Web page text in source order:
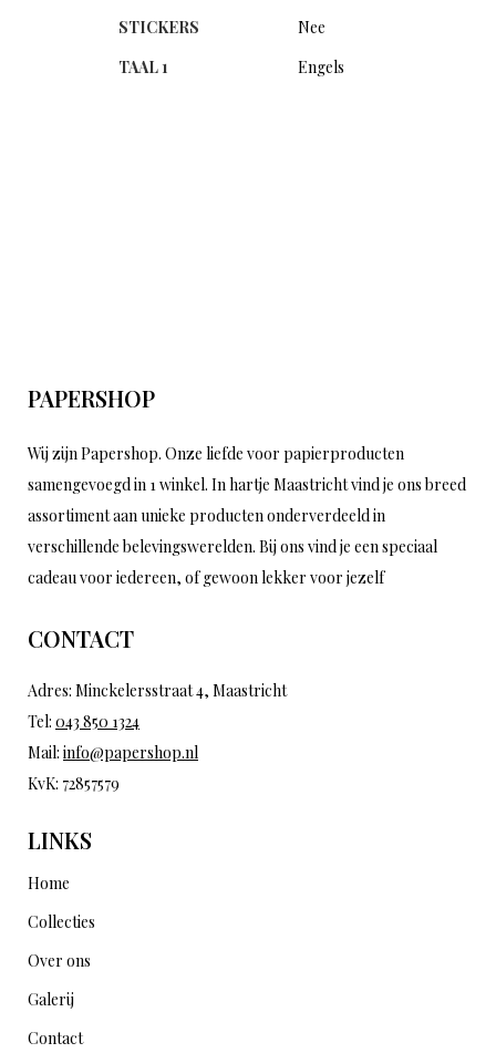
STICKERS
Nee
TAAL 1
Engels
PAPERSHOP
Wij zijn Papershop. Onze liefde voor papierproducten
samengevoegd in 1 winkel. In hartje Maastricht vind je ons breed
assortiment aan unieke producten onderverdeeld in
verschillende belevingswerelden. Bij ons vind je een speciaal
cadeau voor iedereen, of gewoon lekker voor jezelf
CONTACT
Adres: Minckelersstraat 4, Maastricht
Tel: 043 850 1324
Mail: info@papershop.nl
KvK: 72857579
LINKS
Home
Collecties
Over ons
Galerij
Contact